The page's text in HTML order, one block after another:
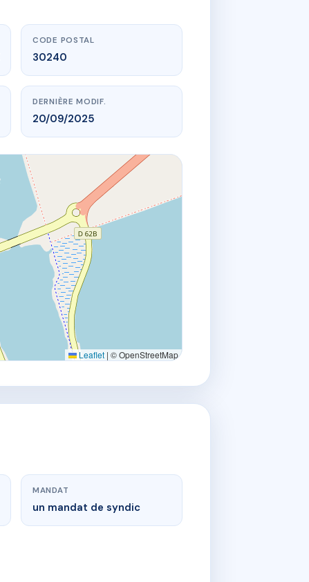
CODE POSTAL
30240
DERNIÈRE MODIF.
20/09/2025
Leaflet | © OpenStreetMap
MANDAT
un mandat de syndic